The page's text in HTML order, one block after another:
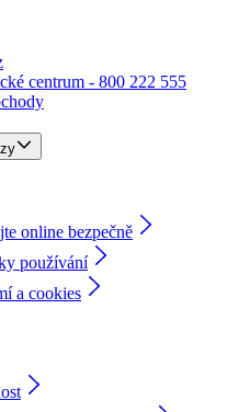
centrum - 800 222 555
online bezpečně
používání
a cookies